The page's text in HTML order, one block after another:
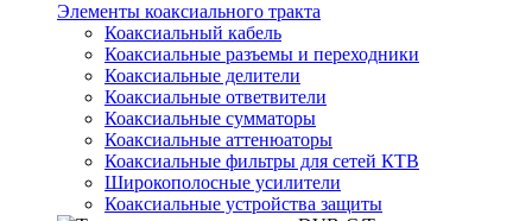
Элементы коаксиального тракта
Коаксиальный кабель
Коаксиальные разъемы и переходники
Коаксиальные делители
Коаксиальные ответвители
Коаксиальные сумматоры
Коаксиальные аттенюаторы
Коаксиальные фильтры для сетей КТВ
Широкополосные усилители
Коаксиальные устройства защиты